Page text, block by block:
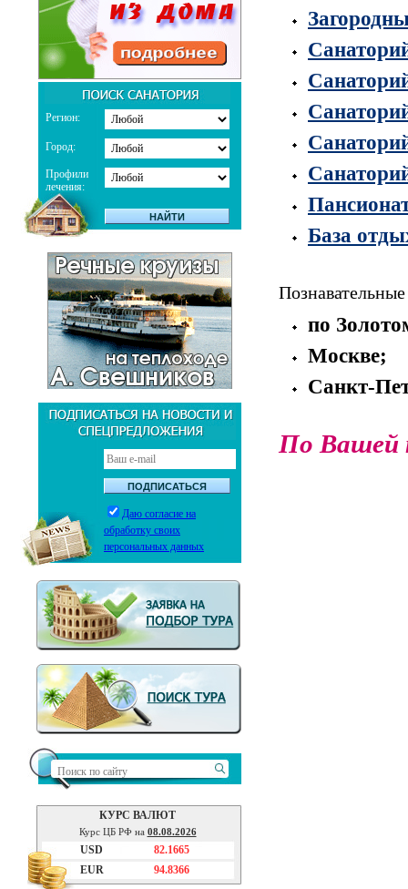
База
по
Москве;
Санкт-
По Вашей
Регион:
Город:
Профили
лечения:
Даю согласие на
обработку своих
персональных данных
КУРС ВАЛЮТ
Курс ЦБ РФ на 08.08.2026
USD
82.1665
EUR
94.8366